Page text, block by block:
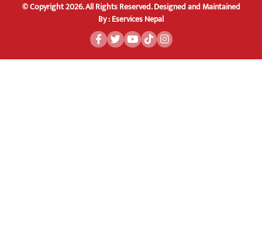
© Copyright 2026. All Rights Reserved.Designed and Maintained
By :Eservices Nepal